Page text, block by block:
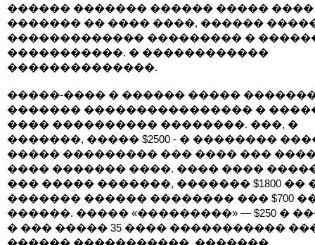
������ ������� ������ ����� ����
������� �� ���� ����, ������
������������� ��������� �
�����������. � ������������
��������������.
�����-���� � ������ �����
������� ���������������� �
���� ���������� ��������. ���, �
�������, ����� $2500 - � ��������
����� ��������� ��� ���� ���
���� ������� ����. ���� ����
��� ����� �������, ������� $1800 ��
������� ������ �������� ��� $700
������. ����� «���������» — $250 �
� ��� ����� 35 ���� �����������
������ �����������. �������